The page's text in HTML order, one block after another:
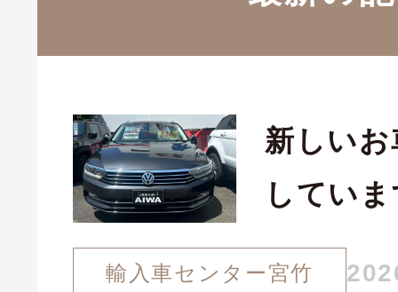
新しい
してい
輸入車センター宮竹